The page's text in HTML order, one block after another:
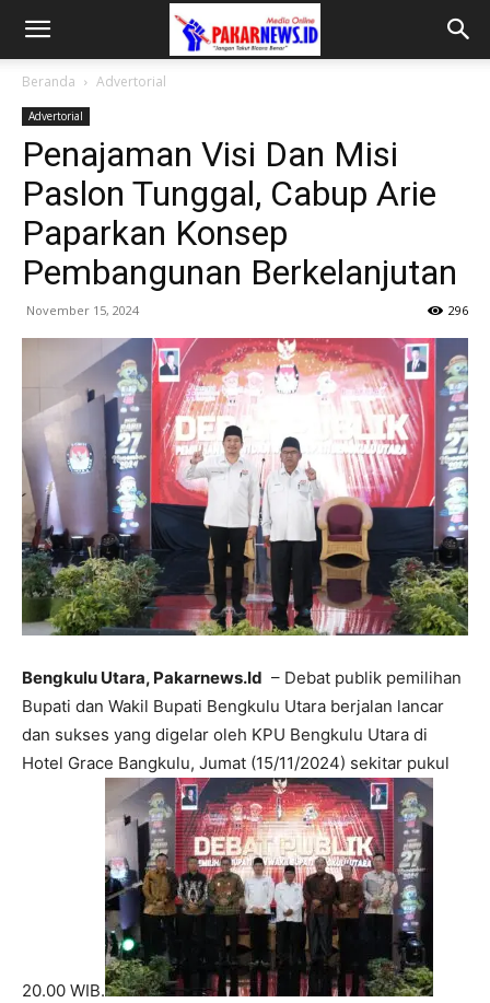
Beranda Advertorial
Advertorial
Penajaman Visi Dan Misi
Paslon Tunggal, Cabup Arie
Paparkan Konsep
Pembangunan Berkelanjutan
November 15, 2024 296
Bengkulu Utara, Pakarnews.Id – Debat publik pemilihan
Bupati dan Wakil Bupati Bengkulu Utara berjalan lancar
dan sukses yang digelar oleh KPU Bengkulu Utara di
Hotel Grace Bangkulu, Jumat (15/11/2024) sekitar pukul
20.00 WIB.